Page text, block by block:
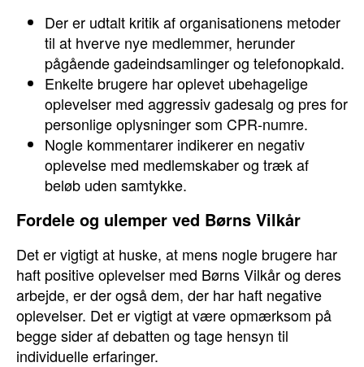
Der er udtalt kritik af organisationens metoder
til at hverve nye medlemmer, herunder
pågående gadeindsamlinger og telefonopkald.
Enkelte brugere har oplevet ubehagelige
oplevelser med aggressiv gadesalg og pres for
personlige oplysninger som CPR-numre.
Nogle kommentarer indikerer en negativ
oplevelse med medlemskaber og træk af
beløb uden samtykke.
Fordele og ulemper ved Børns Vilkår
Det er vigtigt at huske, at mens nogle brugere har
haft positive oplevelser med Børns Vilkår og deres
arbejde, er der også dem, der har haft negative
oplevelser. Det er vigtigt at være opmærksom på
begge sider af debatten og tage hensyn til
individuelle erfaringer.